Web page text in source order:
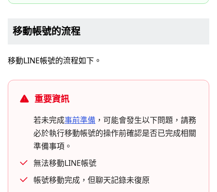
移動帳號的流程
移動LINE帳號的流程如下。
重要資訊
若未完成事前準備 ，可能會發生以下問題，請務
必於執行移動帳號的操作前確認是否已完成相關
準備事項。
無法移動LINE帳號
帳號移動完成，但聊天記錄未復原